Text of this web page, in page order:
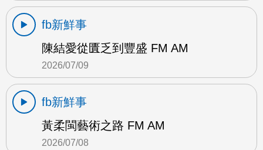
fb新鮮事
陳結愛從匱乏到豐盛 FM AM
2026/07/09
fb新鮮事
黃柔閩藝術之路 FM AM
2026/07/08